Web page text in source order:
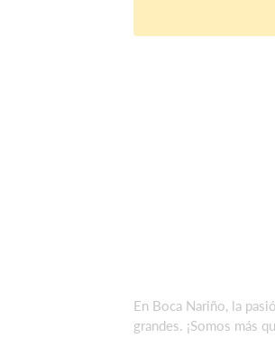
En Boca Nariño, la
grandes. ¡Somos más